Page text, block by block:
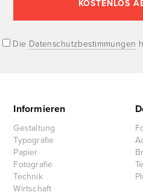
Die Datenschutzbestimmungen
Informieren
Gestaltung
Typografie
Papier
Fotografie
Technik
Wirtschaft